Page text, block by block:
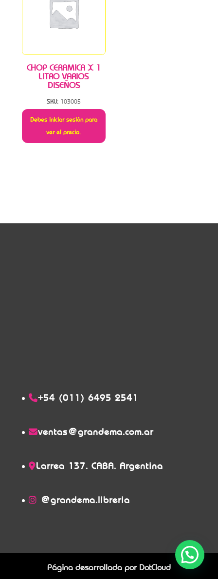
CHOP CERAMICA X 1
LITRO VARIOS
DISEÑOS
SKU: 103005
Debes iniciar sesión para
ver el precio.
+54 (011) 6495 2541
ventas@grandema.com.ar
Larrea 137. CABA. Argentina
@grandema.libreria
Página desarrollada por DotCloud